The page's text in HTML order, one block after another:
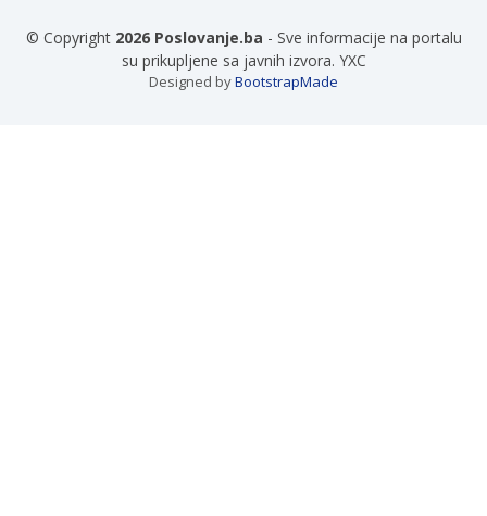
© Copyright 2026 Poslovanje.ba - Sve informacije na portalu
su prikupljene sa javnih izvora. YXC
Designed byBootstrapMade